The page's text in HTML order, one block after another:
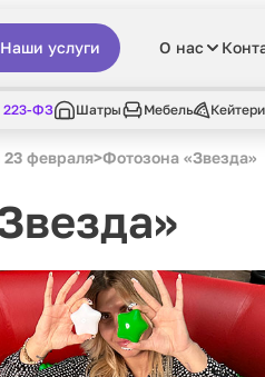
Наши услуги О нас
223-ФЗ Шатры Мебель
февраля>Фотозона «Звезда»